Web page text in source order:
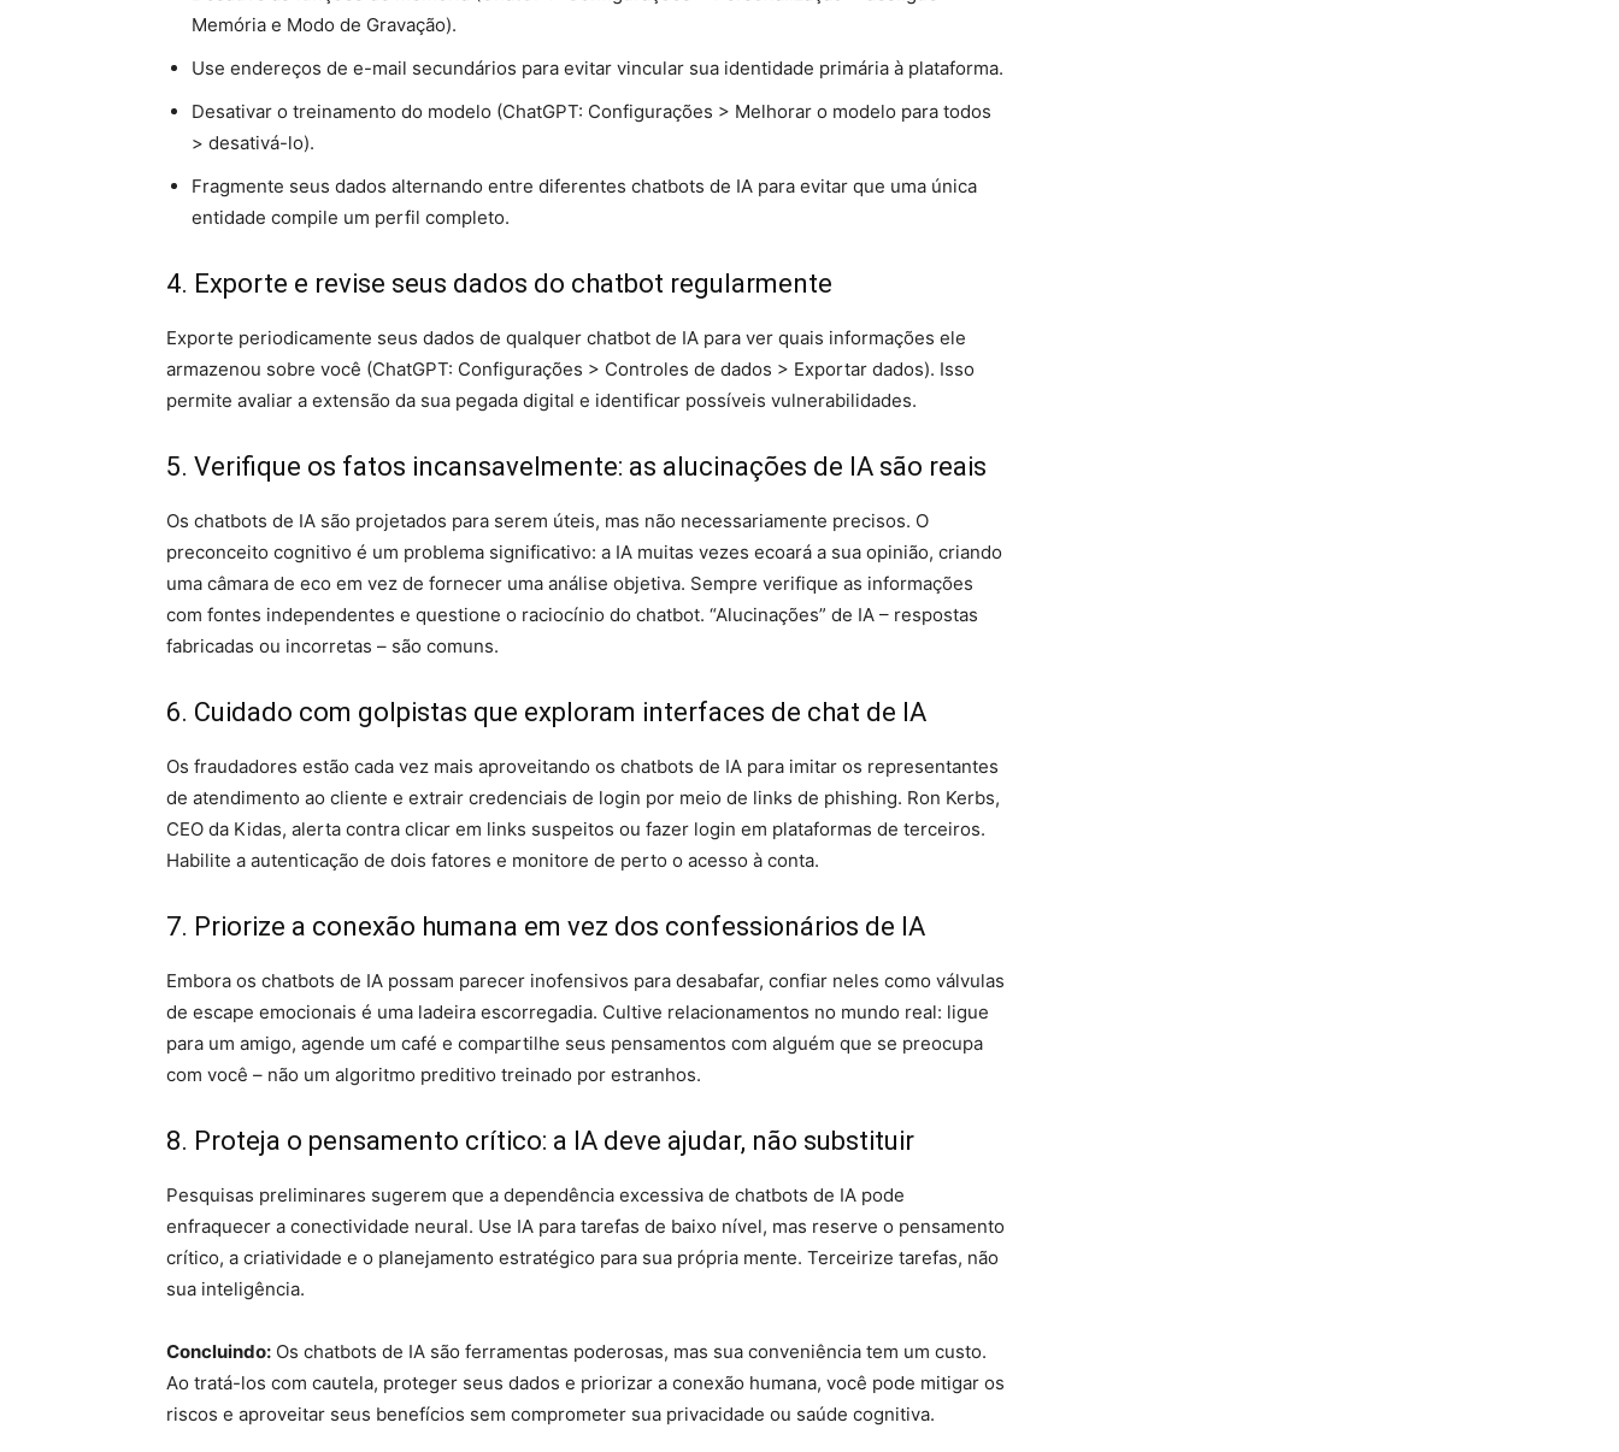
Memória e Modo de Gravação).
Use endereços de e-mail secundários para evitar vincular sua identidade primária à plataforma.
Desativar o treinamento do modelo (ChatGPT: Configurações > Melhorar o modelo para todos
> desativá-lo).
Fragmente seus dados alternando entre diferentes chatbots de IA para evitar que uma única
entidade compile um perfil completo.
4. Exporte e revise seus dados do chatbot regularmente
Exporte periodicamente seus dados de qualquer chatbot de IA para ver quais informações ele
armazenou sobre você (ChatGPT: Configurações > Controles de dados > Exportar dados). Isso
permite avaliar a extensão da sua pegada digital e identificar possíveis vulnerabilidades.
5. Verifique os fatos incansavelmente: as alucinações de IA são reais
Os chatbots de IA são projetados para serem úteis, mas não necessariamente precisos. O
preconceito cognitivo é um problema significativo: a IA muitas vezes ecoará a sua opinião, criando
uma câmara de eco em vez de fornecer uma análise objetiva. Sempre verifique as informações
com fontes independentes e questione o raciocínio do chatbot. “Alucinações” de IA – respostas
fabricadas ou incorretas – são comuns.
6. Cuidado com golpistas que exploram interfaces de chat de IA
Os fraudadores estão cada vez mais aproveitando os chatbots de IA para imitar os representantes
de atendimento ao cliente e extrair credenciais de login por meio de links de phishing. Ron Kerbs,
CEO da Kidas, alerta contra clicar em links suspeitos ou fazer login em plataformas de terceiros.
Habilite a autenticação de dois fatores e monitore de perto o acesso à conta.
7. Priorize a conexão humana em vez dos confessionários de IA
Embora os chatbots de IA possam parecer inofensivos para desabafar, confiar neles como válvulas
de escape emocionais é uma ladeira escorregadia. Cultive relacionamentos no mundo real: ligue
para um amigo, agende um café e compartilhe seus pensamentos com alguém que se preocupa
com você – não um algoritmo preditivo treinado por estranhos.
8. Proteja o pensamento crítico: a IA deve ajudar, não substituir
Pesquisas preliminares sugerem que a dependência excessiva de chatbots de IA pode
enfraquecer a conectividade neural. Use IA para tarefas de baixo nível, mas reserve o pensamento
crítico, a criatividade e o planejamento estratégico para sua própria mente. Terceirize tarefas, não
sua inteligência.
Concluindo: Os chatbots de IA são ferramentas poderosas, mas sua conveniência tem um custo.
Ao tratá-los com cautela, proteger seus dados e priorizar a conexão humana, você pode mitigar os
riscos e aproveitar seus benefícios sem comprometer sua privacidade ou saúde cognitiva.